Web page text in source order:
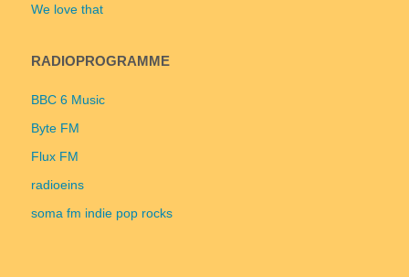
We love that
RADIOPROGRAMME
BBC 6 Music
Byte FM
Flux FM
radioeins
soma fm indie pop rocks